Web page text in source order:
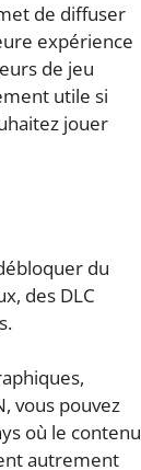
de diffuser
expérience
de jeu
utile si
jouer
du
des DLC
vous pouvez
où le contenu
autrement